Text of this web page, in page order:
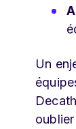
Un